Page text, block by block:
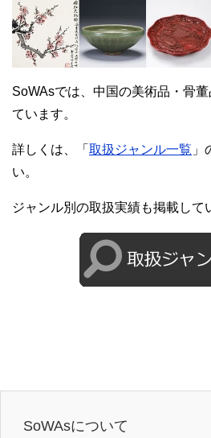
SoWAsでは、中国の美術品・骨
ています。
詳しくは、「 取扱ジャンル一覧 」
い。
ジャンル別の取扱実績も掲載して
SoWAsについて